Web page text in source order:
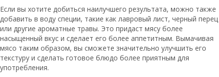
Если вы хотите добиться наилучшего результата, можно также
добавить в воду специи, такие как лавровый лист, черный перец
или другие ароматные травы. Это придаст мясу более
насыщенный вкус и сделает его более аппетитным. Вымачивая
мясо таким образом, вы сможете значительно улучшить его
текстуру и сделать готовое блюдо более приятным для
употребления.